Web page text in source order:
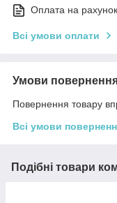
Оплата на рахунок
Всі умови оплати
Умови
Повернення товару
Всі умови
Подібні товари